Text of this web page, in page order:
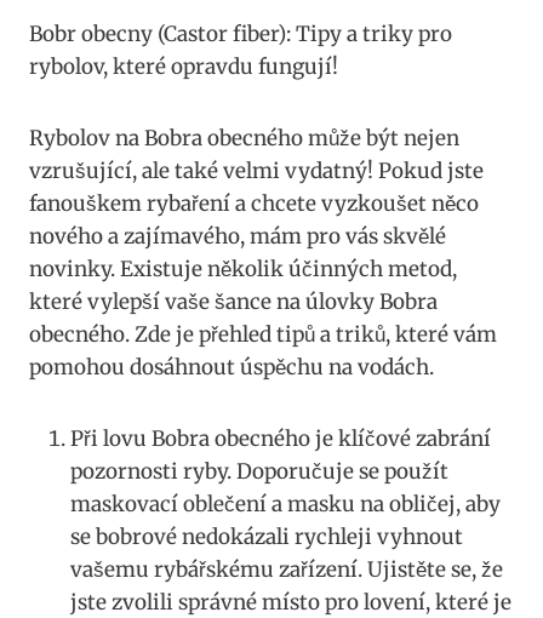
Bobr obecny ⁣(Castor fiber): Tipy a triky pro
rybolov, které opravdu fungují!
Rybolov na Bobra obecného může být nejen
vzrušující, ale také ⁣velmi vydatný! Pokud jste
fanouškem rybaření a chcete vyzkoušet něco
nového a zajímavého, ​mám pro vás skvělé
novinky. Existuje několik⁤ účinných metod,
které ⁤vylepší vaše ‍šance na úlovky Bobra
obecného. Zde je přehled‌ tipů a triků, které vám​
pomohou dosáhnout úspěchu na ⁢vodách.
Při lovu Bobra obecného‍ je ⁤klíčové⁢ zabrání
pozornosti ​ryby. Doporučuje se použít
maskovací oblečení a ​masku na obličej, aby
se⁤ bobrové​ nedokázali rychleji vyhnout
vašemu rybářskému⁢ zařízení. ​Ujistěte se, že
jste⁢ zvolili správné místo pro lovení, které je